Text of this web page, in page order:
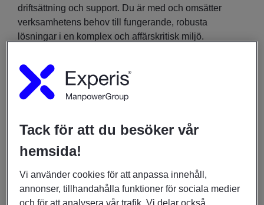
driftsättning och support. Du är med och omsätter
verksamhetens behov till fungerande, robusta
lösningar i en komplex och affärskritisk miljö.
Du blir en del av ett mindre, växande team som arbetar
med en modern, molnbaserad plattform för digital
produktion, tillsammans med kringliggande system och
Samarbetar med produktägare och designteam
för att ta fram nya funktioner
Designar och utvecklar skalbara och
Tack för att du besöker vår
hemsida!
Vi använder cookies för att anpassa innehåll,
annonser, tillhandahålla funktioner för sociala medier
och för att analysera vår trafik. Vi delar också